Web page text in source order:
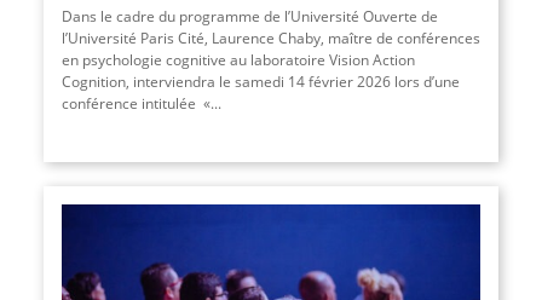
Dans le cadre du programme de l’Université Ouverte de
l’Université Paris Cité, Laurence Chaby, maître de conférences
en psychologie cognitive au laboratoire Vision Action
Cognition, interviendra le samedi 14 février 2026 lors d’une
conférence intitulée «...